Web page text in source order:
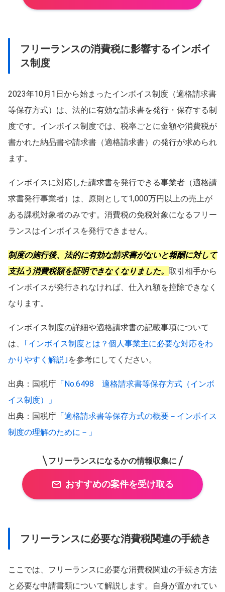
フリーランスの消費税に影響するインボイ
ス制度
2023年10月1日から始まったインボイス制度（適格請求書
等保存方式）は、法的に有効な請求書を発行・保存する制
度です。インボイス制度では、税率ごとに金額や消費税が
書かれた納品書や請求書（適格請求書）の発行が求められ
ます。
インボイスに対応した請求書を発行できる事業者（適格請
求書発行事業者）は、原則として1,000万円以上の売上が
ある課税対象者のみです。消費税の免税対象になるフリー
ランスはインボイスを発行できません。
制度の施行後、法的に有効な請求書がないと報酬に対して
支払う消費税額を証明できなくなりました。 取引相手から
インボイスが発行されなければ、仕入れ額を控除できなく
なります。
インボイス制度の詳細や適格請求書の記載事項について
は、
｢インボイス制度とは？個人事業主に必要な対応をわ
かりやすく解説｣ を参考にしてください。
出典：国税庁 「No.6498 適格請求書等保存方式（インボ
イス制度）」
出典：国税庁 「適格請求書等保存方式の概要－インボイス
制度の理解のために－」
フリーランスになるかの情報収集に
おすすめの案件を受け取る
フリーランスに必要な消費税関連の手続き
ここでは、フリーランスに必要な消費税関連の手続き方法
と必要な申請書類について解説します。自身が置かれてい